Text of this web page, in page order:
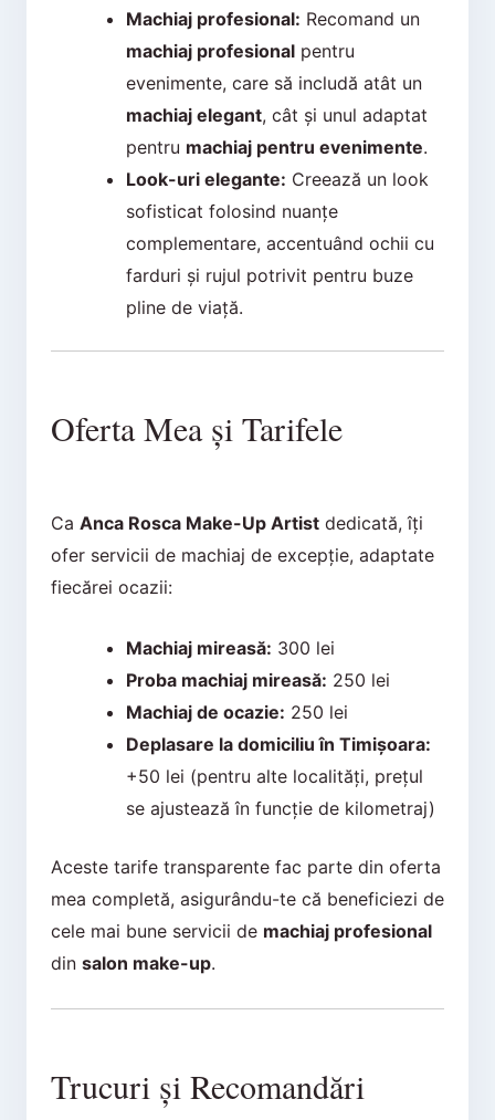
Machiaj profesional: Recomand un
machiaj profesionalpentru
evenimente, care să includă atât un
machiaj elegant, cât și unul adaptat
pentru machiaj pentru evenimente.
Look-uri elegante: Creează un look
sofisticat folosind nuanțe
complementare, accentuând ochii cu
farduri și rujul potrivit pentru buze
pline de viață.
Oferta Mea și Tarifele
Ca Anca Rosca Make-Up Artistdedicată, îți
ofer servicii de machiaj de excepție, adaptate
fiecărei ocazii:
Machiaj mireasă: 300 lei
Proba machiaj mireasă: 250 lei
Machiaj de ocazie: 250 lei
Deplasare la domiciliu în Timișoara:
+50 lei (pentru alte localități, prețul
se ajustează în funcție de kilometraj)
Aceste tarife transparente fac parte din oferta
mea completă, asigurându-te că beneficiezi de
cele mai bune servicii de machiaj profesional
din salon make-up.
Trucuri și Recomandări